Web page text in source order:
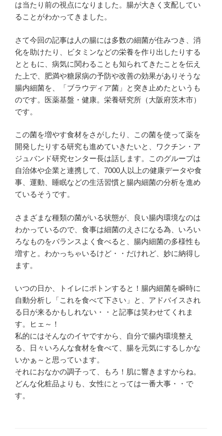
は当たり前の視点になりました。腸が大きく支配してい
ることがわかってきました。
さて今回の記事は人の腸には多数の細菌が住みつき、消
化を助けたり、ビタミンなどの栄養を作り出したりする
とともに、病気に関わることも知られてきたことを伝え
た上で、肥満や糖尿病の予防や改善の効果がありそうな
腸内細菌を、「ブラウディア菌」と突き止めたというも
のです。医薬基盤・健康。栄養研究所（大阪府茨木市）
です。
この菌を増やす食材をさがしたり、この菌を使って薬を
開発したりする研究も進めていきたいと、ワクチン・ア
ジュバンド研究センター長は話します。このグループは
自治体や企業と連携して、7000人以上の健康データや食
事、運動、睡眠などの生活習慣と腸内細菌の分析を進め
ているそうです。
さまざまな種類の菌がいる状態が、良い腸内環境なのは
わかっているので、食事は細菌のえさになる為、いろい
ろなものをバランスよく食べると、腸内細菌の多様性も
増すと。わかっちゃいるけど・・だけれど、妙に納得し
ます。
いつの日か、トイレにポトンすると！腸内細菌を瞬時に
自動分析し「これを食べて下さい」と、アドバイスされ
る日が来るかもしれない・・と記事は笑わせてくれま
す。ヒェ～！
私的にはそんなのイヤですから、自分で腸内環境整え
る、日々いろんな食材を食べて、腸を元気にするしかな
いかぁ～と思っています。
それにおなかの調子って、もろ！肌に響きますからね。
どんな化粧品よりも、女性にとっては一番大事・・で
す。